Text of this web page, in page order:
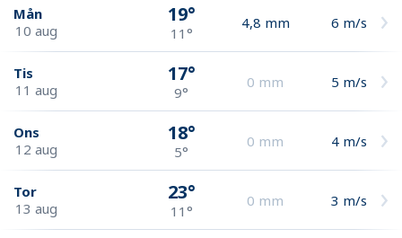
Mån
10 aug
19°
11°
4,8 mm 6 m/s
Tis
11 aug
17°
9°
0 mm 5 m/s
Ons
12 aug
18°
5°
0 mm 4 m/s
Tor
13 aug
23°
11°
0 mm 3 m/s